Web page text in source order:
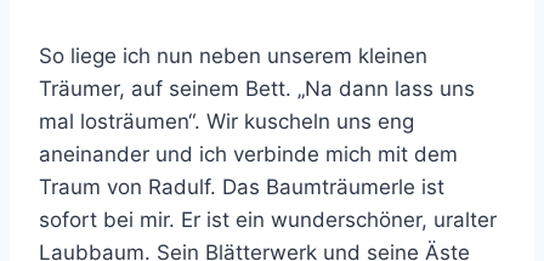
So liege ich nun neben unserem kleinen
Träumer, auf seinem Bett. „Na dann lass uns
mal losträumen“. Wir kuscheln uns eng
aneinander und ich verbinde mich mit dem
Traum von Radulf. Das Baumträumerle ist
sofort bei mir. Er ist ein wunderschöner, uralter
Laubbaum. Sein Blätterwerk und seine Äste